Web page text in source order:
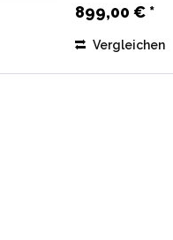
Trofeo
899,00 € *
Vergleichen